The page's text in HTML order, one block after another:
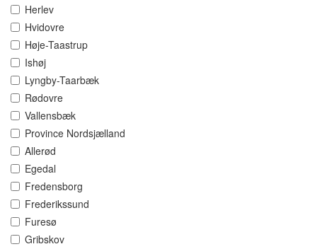
Herlev
Hvidovre
Høje-Taastrup
Ishøj
Lyngby-Taarbæk
Rødovre
Vallensbæk
Province Nordsjælland
Allerød
Egedal
Fredensborg
Frederikssund
Furesø
Gribskov